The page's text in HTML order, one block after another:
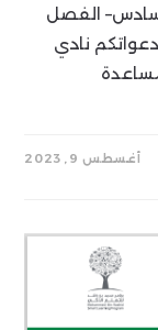
الفصل
نادي
أغسطس 9, 2023